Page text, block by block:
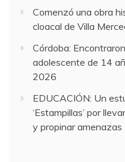
Comenzó una obra
cloacal de Villa
Córdoba:
adolescente de 14
2026
EDUCACIÓN: Un
‘Estampillas’ por
y propinar amenazas